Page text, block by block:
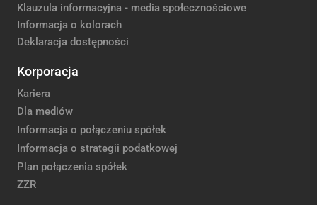
Klauzula informacyjna - media społecznościowe
Informacja o kolorach
Deklaracja dostępności
Korporacja
Kariera
Dla mediów
Informacja o połączeniu spółek
Informacja o strategii podatkowej
Plan połączenia spółek
ZZR